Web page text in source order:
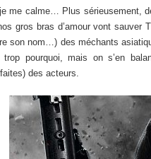
me calme… Plus sérieusement,
gros bras d’amour vont sauver
son nom…) des méchants
trop pourquoi, mais on s’en
des acteurs.